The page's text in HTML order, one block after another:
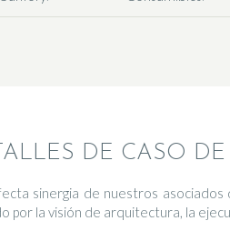
DE CASO DE
sinergia de nuestros
por la visión de arquitectura, la